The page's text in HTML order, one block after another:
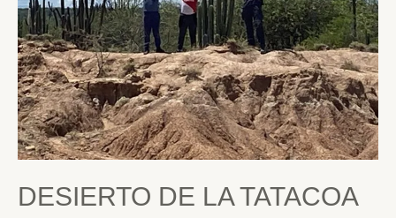
DESIERTO DE LA TATACOA